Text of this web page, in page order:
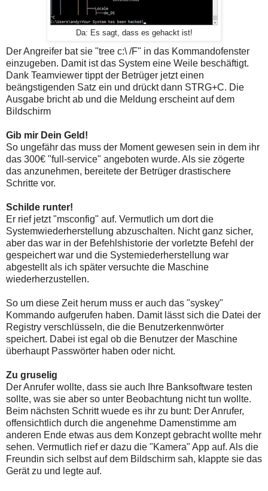
Da: Es sagt, dass es gehackt ist!
Der Angreifer bat sie "tree c:\ /F" in das Kommandofenster
einzugeben. Damit ist das System eine Weile beschäftigt.
Dank Teamviewer tippt der Betrüger jetzt einen
beängstigenden Satz ein und drückt dann STRG+C. Die
Ausgabe bricht ab und die Meldung erscheint auf dem
Bildschirm
Gib mir Dein Geld!
So ungefähr das muss der Moment gewesen sein in dem ihr
das 300€ "full-service" angeboten wurde. Als sie zögerte
das anzunehmen, bereitete der Betrüger drastischere
Schritte vor.
Schilde runter!
Er rief jetzt "msconfig" auf. Vermutlich um dort die
Systemwiederherstellung abzuschalten. Nicht ganz sicher,
aber das war in der Befehlshistorie der vorletzte Befehl der
gespeichert war und die Systemiederherstellung war
abgestellt als ich später versuchte die Maschine
wiederherzustellen.
So um diese Zeit herum muss er auch das "syskey"
Kommando aufgerufen haben. Damit lässt sich die Datei der
Registry verschlüsseln, die die Benutzerkennwörter
speichert. Dabei ist egal ob die Benutzer der Maschine
überhaupt Passwörter haben oder nicht.
Zu gruselig
Der Anrufer wollte, dass sie auch Ihre Banksoftware testen
sollte, was sie aber so unter Beobachtung nicht tun wollte.
Beim nächsten Schritt wuede es ihr zu bunt: Der Anrufer,
offensichtlich durch die angenehme Damenstimme am
anderen Ende etwas aus dem Konzept gebracht wollte mehr
sehen. Vermutlich rief er dazu die "Kamera" App auf. Als die
Freundin sich selbst auf dem Bildschirm sah, klappte sie das
Gerät zu und legte auf.